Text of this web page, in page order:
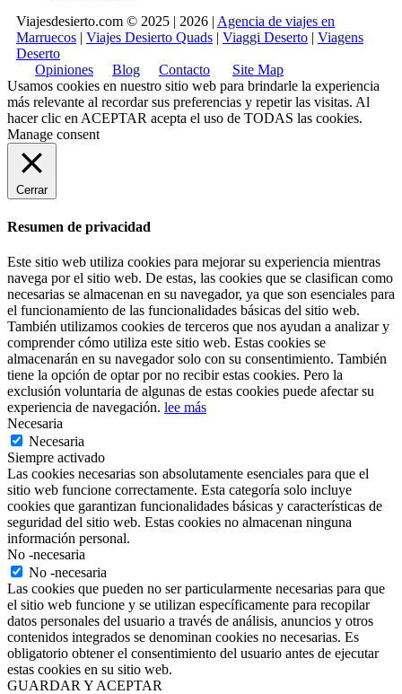
Viajesdesierto.com © 2025 | 2026 | Agencia de viajes en
Marruecos | Viajes Desierto Quads | Viaggi Deserto | Viagens
Deserto
Opiniones
Blog Contacto
Site Map
Usamos cookies en nuestro sitio web para brindarle la experiencia
más relevante al recordar sus preferencias y repetir las visitas. Al
hacer clic en ACEPTAR acepta el uso de TODAS las cookies.
Manage consent
Cerrar
Resumen de privacidad
Este sitio web utiliza cookies para mejorar su experiencia mientras
navega por el sitio web. De estas, las cookies que se clasifican como
necesarias se almacenan en su navegador, ya que son esenciales para
el funcionamiento de las funcionalidades básicas del sitio web.
También utilizamos cookies de terceros que nos ayudan a analizar y
comprender cómo utiliza este sitio web. Estas cookies se
almacenarán en su navegador solo con su consentimiento. También
tiene la opción de optar por no recibir estas cookies. Pero la
exclusión voluntaria de algunas de estas cookies puede afectar su
experiencia de navegación. lee más
Necesaria
Necesaria
Siempre activado
Las cookies necesarias son absolutamente esenciales para que el
sitio web funcione correctamente. Esta categoría solo incluye
cookies que garantizan funcionalidades básicas y características de
seguridad del sitio web. Estas cookies no almacenan ninguna
información personal.
No -necesaria
No -necesaria
Las cookies que pueden no ser particularmente necesarias para que
el sitio web funcione y se utilizan específicamente para recopilar
datos personales del usuario a través de análisis, anuncios y otros
contenidos integrados se denominan cookies no necesarias. Es
obligatorio obtener el consentimiento del usuario antes de ejecutar
estas cookies en su sitio web.
GUARDAR Y ACEPTAR